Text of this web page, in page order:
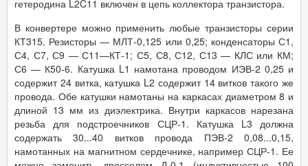
гетеродина L2C11 включен в цепь коллектора транзистора.
В конвертере можно применить любые транзисторы серии
КТ315. Резисторы — МЛТ-0,125 или 0,25; конденсаторы С1,
С4, С7, С9 — С11—КТ-1; С5, С8, С12, С13 — КЛС или КМ;
С6 — К50-6. Катушка L1 намотана проводом ИЭВ-2 0,25 и
содержит 24 витка, катушка L2 содержит 14 витков такого же
провода. Обе катушки намотаны на каркасах диаметром 8 и
длиной 13 мм из диэлектрика. Внутри каркасов нарезана
резьба для подстроечников СЦР-1. Катушка L3 должна
содержать 30...40 витков провода ПЭВ-2 0,08...0,15,
намотанных на магнитном сердечнике, например СЦР-1. Ее